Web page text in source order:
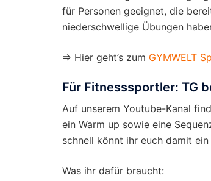
für Personen geeignet, die
niederschwellige Übungen
⇒ Hier geht’s zum GYMWELT
Für Fitnesssportler: TG
Auf unserem Youtube-Kanal
ein Warm up sowie eine
schnell könnt ihr euch damit
Was ihr dafür braucht: